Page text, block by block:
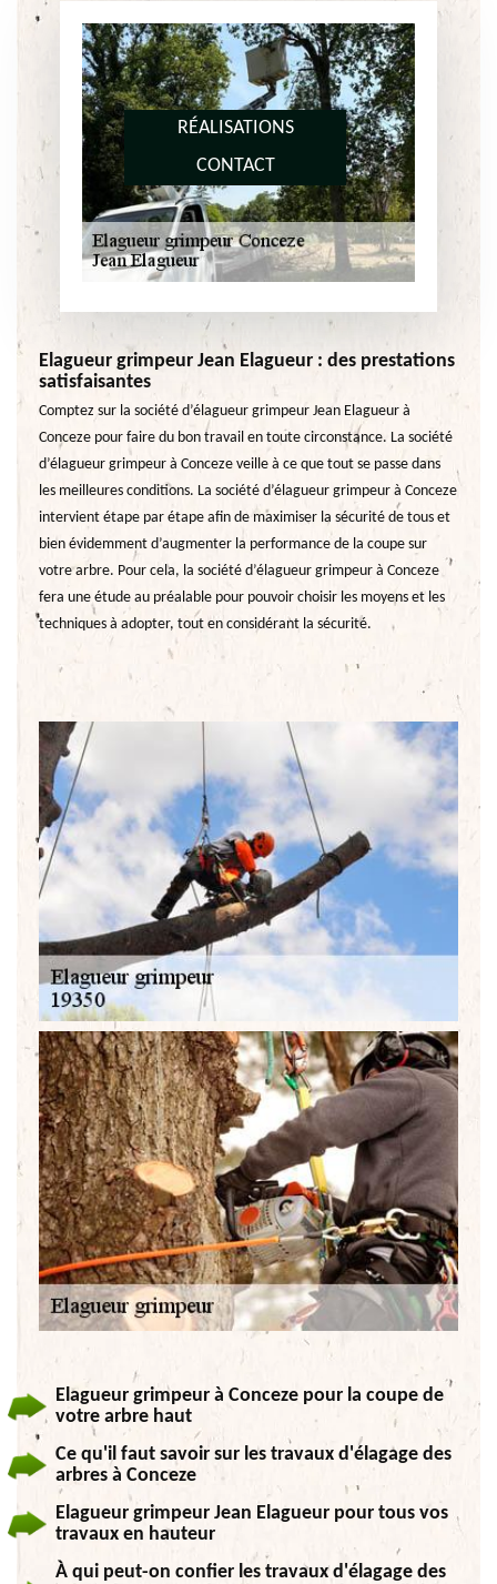
RÉALISATIONS
CONTACT
Elagueur grimpeur Jean Elagueur : des prestations
satisfaisantes
Comptez sur la société d’élagueur grimpeur Jean Elagueur à
Conceze pour faire du bon travail en toute circonstance. La société
d’élagueur grimpeur à Conceze veille à ce que tout se passe dans
les meilleures conditions. La société d’élagueur grimpeur à Conceze
intervient étape par étape afin de maximiser la sécurité de tous et
bien évidemment d’augmenter la performance de la coupe sur
votre arbre. Pour cela, la société d’élagueur grimpeur à Conceze
fera une étude au préalable pour pouvoir choisir les moyens et les
techniques à adopter, tout en considérant la sécurité.
Elagueur grimpeur à Conceze pour la coupe de
votre arbre haut
Ce qu'il faut savoir sur les travaux d'élagage des
arbres à Conceze
Elagueur grimpeur Jean Elagueur pour tous vos
travaux en hauteur
À qui peut-on confier les travaux d'élagage des